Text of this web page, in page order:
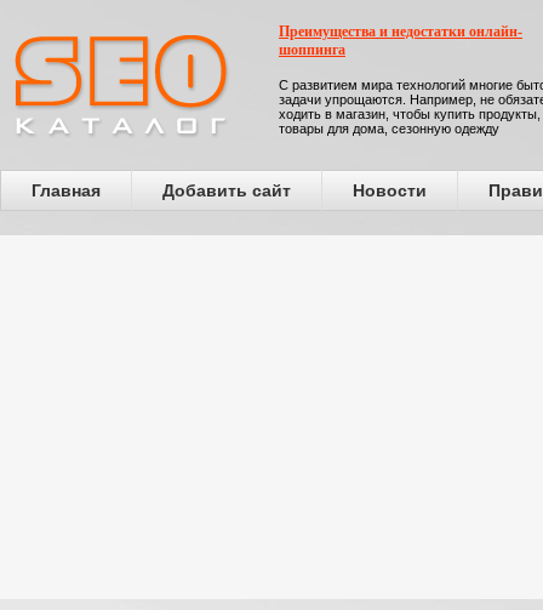
Преимущества и недостатки онлайн-
шоппинга
С развитием мира технологий многие
задачи упрощаются. Например, не
ходить в магазин, чтобы купить продукты,
товары для дома, сезонную одежду
Главная Добавить сайт Новости